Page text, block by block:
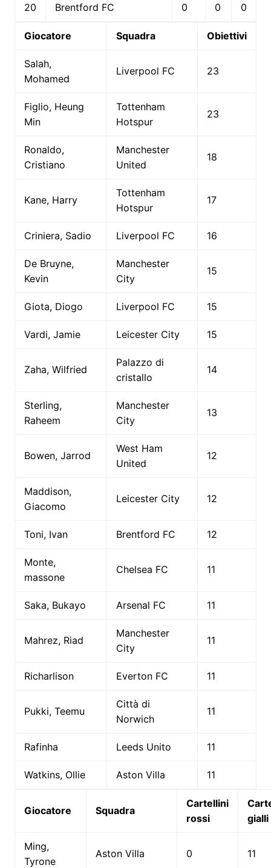
20 Brentford FC 0 0 0
Giocatore Squadra Obiettivi
Salah,
Mohamed
Liverpool FC 23
Figlio, Heung
Min
Tottenham
Hotspur
23
Ronaldo,
Cristiano
Manchester
United
18
Kane, Harry
Tottenham
Hotspur
17
Criniera, Sadio Liverpool FC 16
De Bruyne,
Kevin
Manchester
City
15
Giota, Diogo Liverpool FC 15
Vardi, Jamie Leicester City 15
Zaha, Wilfried
Palazzo di
cristallo
14
Sterling,
Raheem
Manchester
City
13
Bowen, Jarrod
West Ham
United
12
Maddison,
Giacomo
Leicester City 12
Toni, Ivan Brentford FC 12
Monte,
massone
Chelsea FC 11
Saka, Bukayo Arsenal FC 11
Mahrez, Riad
Manchester
City
11
Richarlison Everton FC 11
Pukki, Teemu
Città di
Norwich
11
Rafinha Leeds Unito 11
Watkins, Ollie Aston Villa 11
Giocatore Squadra
Cartellini
rossi
gialli
Ming,
Tyrone
Aston Villa 0 11